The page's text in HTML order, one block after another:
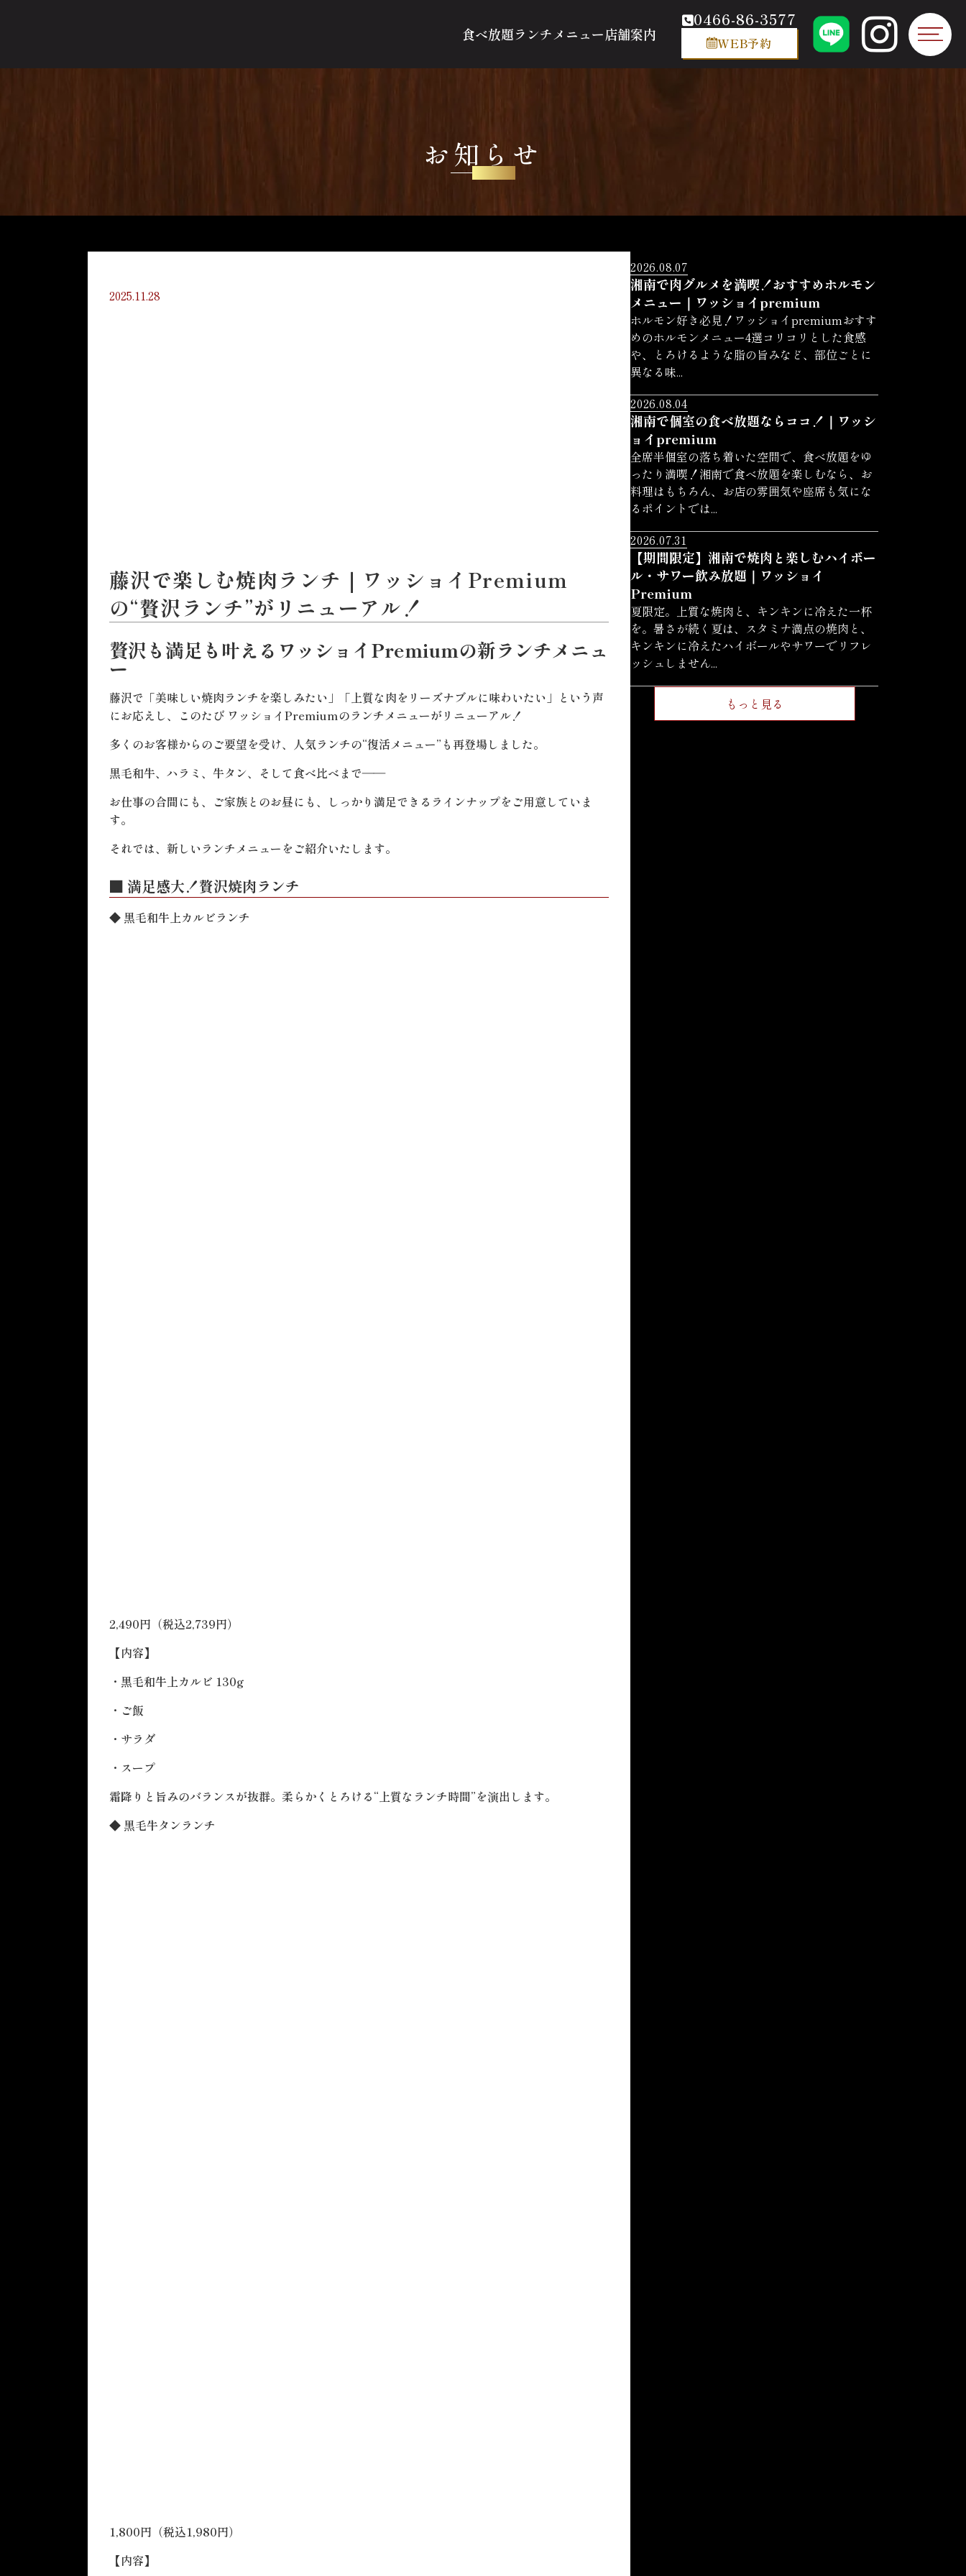
食べ放題ランチメニュー店舗案内
0466-86-3577
WEB予約
お知らせ
NEWS
2025.11.28
藤沢で楽しむ焼肉ランチ｜ワッショイPremium
の“贅沢ランチ”がリニューアル！
贅沢も満足も叶えるワッショイPremiumの新ランチメニュ
ー
藤沢で「美味しい焼肉ランチを楽しみたい」「上質な肉をリーズナブルに味わいたい」という声
にお応えし、このたび ワッショイPremiumのランチメニューがリニューアル！
多くのお客様からのご要望を受け、人気ランチの“復活メニュー”も再登場しました。
黒毛和牛、ハラミ、牛タン、そして食べ比べまで――
お仕事の合間にも、ご家族とのお昼にも、しっかり満足できるラインナップをご用意していま
す。
それでは、新しいランチメニューをご紹介いたします。
■ 満足感大！贅沢焼肉ランチ
◆ 黒毛和牛上カルビランチ
2,490円（税込2,739円）
【内容】
・黒毛和牛上カルビ 130g
・ご飯
・サラダ
・スープ
霜降りと旨みのバランスが抜群。柔らかくとろける“上質なランチ時間”を演出します。
◆ 黒毛牛タンランチ
1,800円（税込1,980円）
【内容】
2026.08.07
湘南で肉グルメを満喫！おすすめホルモン
メニュー｜ワッショイpremium
ホルモン好き必見！ワッショイpremiumおすす
めのホルモンメニュー4選コリコリとした食感
や、とろけるような脂の旨みなど、部位ごとに
異なる味...
2026.08.04
湘南で個室の食べ放題ならココ！｜ワッシ
ョイpremium
全席半個室の落ち着いた空間で、食べ放題をゆ
ったり満喫！湘南で食べ放題を楽しむなら、お
料理はもちろん、お店の雰囲気や座席も気にな
るポイントでは...
2026.07.31
【期間限定】湘南で焼肉と楽しむハイボー
ル・サワー飲み放題｜ワッショイ
Premium
夏限定。上質な焼肉と、キンキンに冷えた一杯
を。暑さが続く夏は、スタミナ満点の焼肉と、
キンキンに冷えたハイボールやサワーでリフレ
ッシュしません...
もっと見る